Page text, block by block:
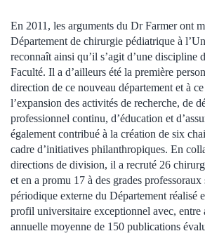
En 2011, les arguments du Dr Farmer ont
Département de chirurgie pédiatrique à
reconnaît ainsi qu’il s’agit d’une discipline
Faculté. Il a d’ailleurs été la première
direction de ce nouveau département et à
l’expansion des activités de recherche, de
professionnel continu, d’éducation et
également contribué à la création de six
cadre d’initiatives philanthropiques. En
directions de division, il a recruté 26
et en a promu 17 à des grades professoraux
périodique externe du Département réalisé
profil universitaire exceptionnel avec, entre
annuelle moyenne de 150 publications